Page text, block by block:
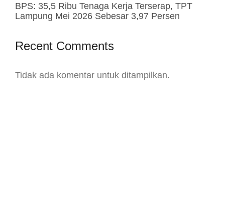
BPS: 35,5 Ribu Tenaga Kerja Terserap, TPT
Lampung Mei 2026 Sebesar 3,97 Persen
Recent Comments
Tidak ada komentar untuk ditampilkan.